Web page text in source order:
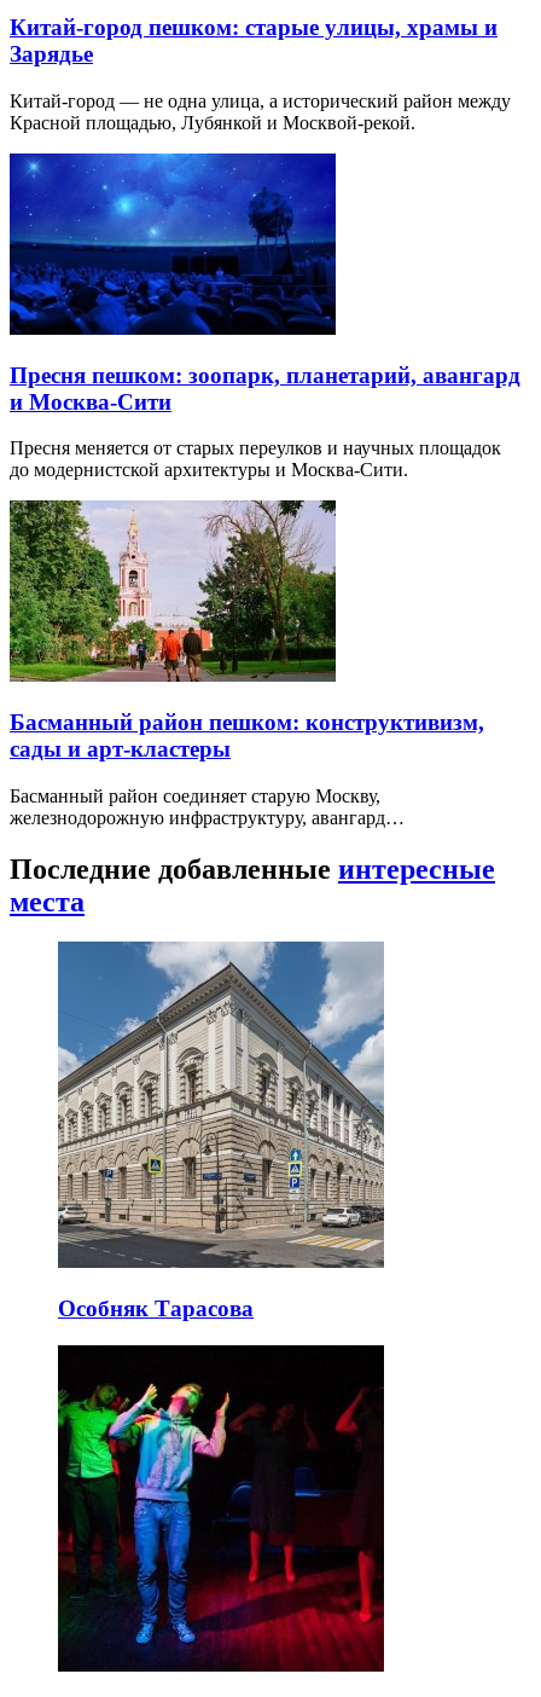
Китай-город пешком: старые улицы, храмы и
Зарядье
Китай-город — не одна улица, а исторический район между
Красной площадью, Лубянкой и Москвой-рекой.
Пресня пешком: зоопарк, планетарий, авангард
и Москва-Сити
Пресня меняется от старых переулков и научных площадок
до модернистской архитектуры и Москва-Сити.
Басманный район пешком: конструктивизм,
сады и арт-кластеры
Басманный район соединяет старую Москву,
железнодорожную инфраструктуру, авангард…
Последние добавленные интересные
места
Особняк Тарасова